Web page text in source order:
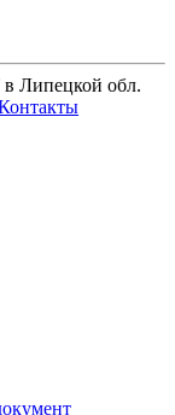
Липецкой обл.